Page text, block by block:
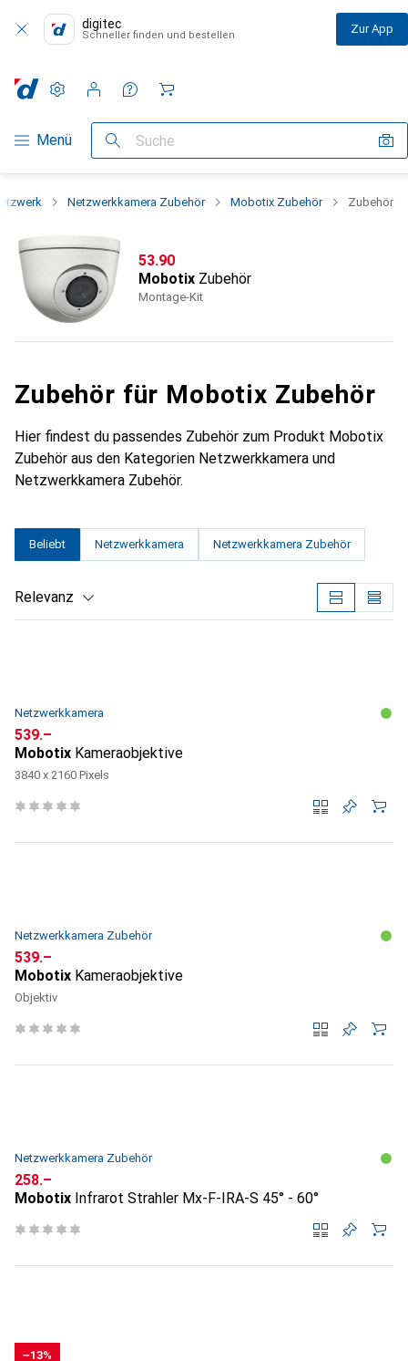
digitec
Schneller finden und bestellen Zur App
Navigation nach Kategorien
Menü Suche
Einstellungen
Kundenkonto
Vergleichslisten
Merklisten
Warenkorb
Netzwerkkamera Zubehör Mobotix Zubehör Zubehör
CHF
53.90
Mobotix Zubehör
Montage-Kit
Zubehör für Mobotix Zubehör
Hier findest du passendes Zubehör zum Produkt Mobotix
Zubehör aus den Kategorien Netzwerkkamera und
Netzwerkkamera Zubehör.
Beliebt Netzwerkkamera Netzwerkkamera Zubehör
Relevanz
Netzwerkkamera
CHF
539.–
Mobotix Kameraobjektive
3840 x 2160 Pixels
Netzwerkkamera Zubehör
CHF
539.–
Mobotix Kameraobjektive
Objektiv
Netzwerkkamera Zubehör
CHF
258.–
Mobotix Infrarot Strahler Mx-F-IRA-S 45° - 60°
−13%